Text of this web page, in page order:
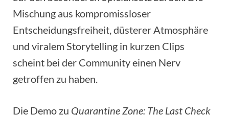
Mischung aus kompromissloser
Entscheidungsfreiheit, düsterer Atmosphäre
und viralem Storytelling in kurzen Clips
scheint bei der Community einen Nerv
getroffen zu haben.
Die Demo zu Quarantine Zone: The Last Check